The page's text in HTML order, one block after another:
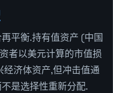
平衡.持有值资产 (中国
者以美元计算的市值损
济体资产,但冲击值通
是选择性重新分配.